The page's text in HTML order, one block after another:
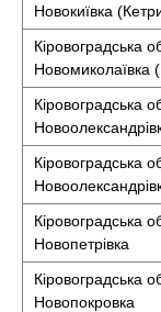
Новокиївка
Кіровоградська
Новомиколаївка
Кіровоградська
Кіровоградська
Кіровоградська
Новопетрівка
Кіровоградська
Новопокровка